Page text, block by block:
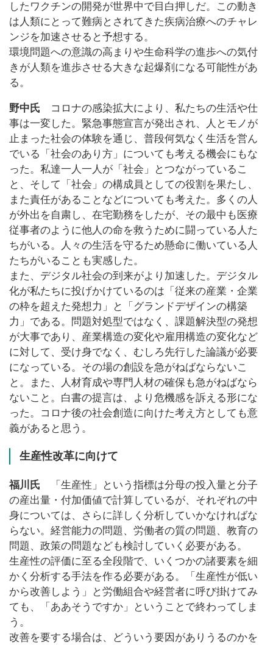
したワクチンの開発が世界中で目白押しだ。この動き
は人類にとって難病とされてきた疾病治療へのチャレ
ンジを加速させると予想する。
環境問題への意識の高まりや生命科学の進歩への気付
きが人類を進歩させる大きな起爆剤になる可能性があ
る。
野中氏 コロナの感染拡大により、私たちの生活や仕
事は一変した。緊急事態宣言が発出され、人とモノが
止まった社会の体験を通じ、普段何気なく生活を営ん
でいる「社会のあり方」についても考える機会にもな
った。私達一人一人が「社会」とつながっているこ
と、そして「社会」の構成員としての役割を果たし、
また責任があることなどについても考えた。多くの人
が外出を自粛し、在宅勤務をしたが、その最中も医療
従事者のように他人の命を救うために闘っている人た
ちがいる。人々の生活を守るため懸命に働いている人
たちがいることも実感した。
また、デジタル社会の到来がより加速した。デジタル
化が私たちに投げかけているのは「従来の産業・企業
の枠を超えた発想力」と「グランドデザインの構築
力」である。問題対処型ではなく、課題解決型の発想
が大事であり、産業構造の変化や雇用構造の変化など
に対して、受け身でなく、むしろ先行した論議が必要
になっている。その場の創設を急がねばならないこ
と。また、人材育成や専門人材の確保も急がねばなら
ないこと。白書の提言は、より危機感を訴える形にな
った。コロナ後の社会創造に向けた考え方としても意
義があると思う。
生産性改革に向けて
福川氏 「生産性」という指標は分母の投入量と分子
の産出量・付加価値で計算しているが、それぞれの中
身については、さらに詳しく分析していかなければな
らない。経営能力の問題、労働者の質の問題、教育の
問題、政策の問題なども検討していく必要がある。
生産性の評価に至る全段階で、いくつかの諸要素を細
かく分析する手法を作る必要がある。「生産性が低い
から改善しよう」と労働組合や経営者に呼び掛けてみ
ても、「ああそうですか」ということで終わってしま
う。
改善を要する場合は、どういう要因がありうるのかを